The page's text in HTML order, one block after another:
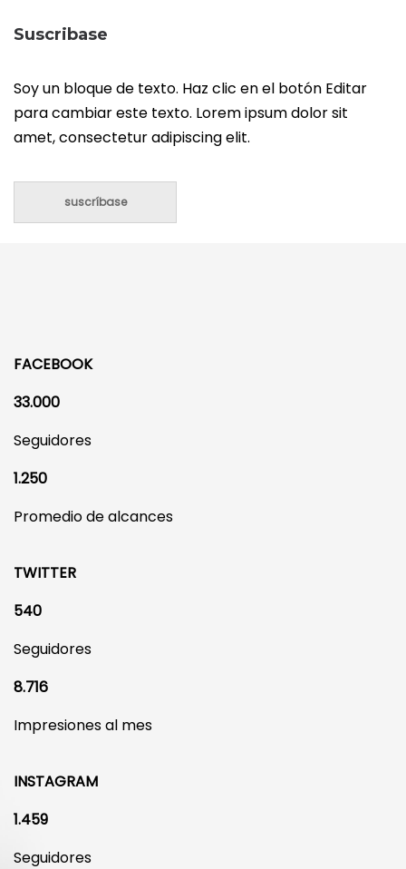
Suscribase
Soy un bloque de texto. Haz clic en el botón Editar
para cambiar este texto. Lorem ipsum dolor sit
amet, consectetur adipiscing elit.
suscríbase
FACEBOOK
33.000
Seguidores
1.250
Promedio de alcances
TWITTER
540
Seguidores
8.716
Impresiones al mes
INSTAGRAM
1.459
Seguidores